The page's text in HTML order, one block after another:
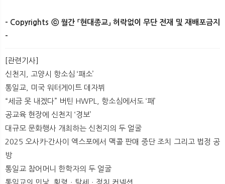
- Copyrights ⓒ 월간 「현대종교」 허락없이 무단 전재 및 재배포금지
-​
[관련기사]
신천지, 고양시 항소심 ‘패소’
통일교, 미국 워터게이트 데자뷔
“세금 못 내겠다” 버틴 HWPL, 항소심에서도 ‘패’
공교육 현장에 신천지 ‘경보’
대규모 문화행사 개최하는 신천지의 두 얼굴
2025 오사카·간사이 엑스포에서 맥콜 판매 중단 조치 그리고 법정 공
방
통일교 참어머니 한학자의 두 얼굴
통일교의 민낯, 횡령ㆍ탈세ㆍ정치 커넥션